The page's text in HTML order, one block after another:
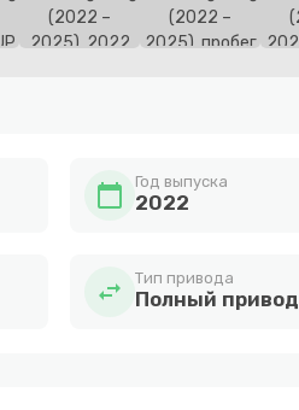
calendar_today Год выпуска
2022
swap_horiz Тип привода
Полный привод